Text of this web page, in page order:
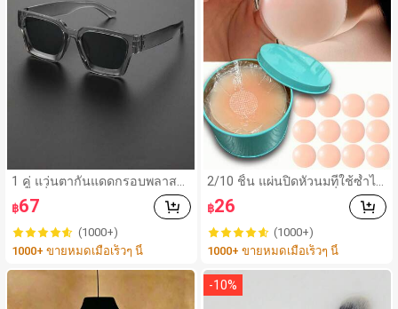
1 คู่ แว่นตากันแดดกรอบพลาสติ
กสี่เหลี่ยมสีเทาแบบคลาสสิกสำห
รับผู้ชาย เหมาะสำหรับใส่กลางแ
จ้ง ใส่ได้ทุกวัน และเดินทาง
฿67
(1000+)
1000+ ขายหมดเมื่อเร็วๆ นี้
2/10 ชิ้น แผ่นปิดหัวนมที่ใช้ซ้ำได้
ล่องหน ไร้รอยต่อ & ไม่ลื่น เหมาะ
สำหรับโอกาสต่างๆ สิ่งจำเป็นสำ
หรับฤดูร้อน
฿26
(1000+)
1000+ ขายหมดเมื่อเร็วๆ นี้
-10%